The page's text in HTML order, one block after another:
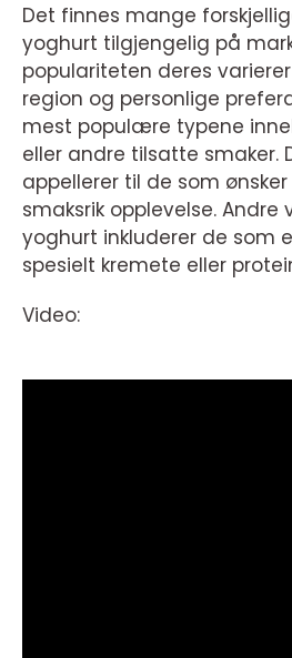
Det finnes mange
yoghurt tilgjengelig på
populariteten deres
region og personlige
mest populære typene
eller andre tilsatte smaker.
appellerer til de som
smaksrik opplevelse. Andre
yoghurt inkluderer de som
spesielt kremete eller
Video: